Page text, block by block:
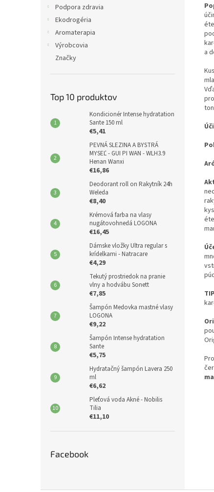
Podpora zdravia
Ekodrogéria
Aromaterapia
Výrobcovia
Značky
Top 10 produktov
Kondicionér Intense hydratation
Sante 150 ml
€5,41
PEVNÁ SLEZINA A BYSTRÁ
MYSEĽ - GUI PI WAN - WLH3.9
Henan Wanxi
€16,86
Deodorant roll on Rakytník 24h
Weleda
€8,40
Krémová farba na vlasy
nugátovohnedá LOGONA
€16,45
Dámske vložky Ultra regular s
krídelkami - Natracare
€4,29
Tekutý prostriedok na pranie
vlny a hodvábu Sonett
€7,85
Šampón Medovka mastné vlasy
LOGONA
€9,22
Šampón Intense hydratation
Sante
€5,75
Hydratačný šampón Lavera 250
ml
€6,62
Pleťová voda Akné - Nobilis
Tilia
€11,10
Facebook
a